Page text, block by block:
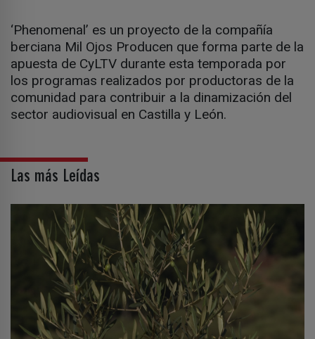
‘Phenomenal’ es un proyecto de la compañía
berciana Mil Ojos Producen que forma parte de la
apuesta de CyLTV durante esta temporada por
los programas realizados por productoras de la
comunidad para contribuir a la dinamización del
sector audiovisual en Castilla y León.
Las más Leídas